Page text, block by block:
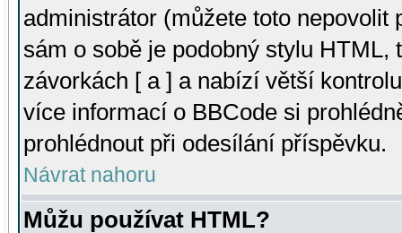
administrátor (můžete toto
sám o sobě je podobný stylu HTML,
závorkách [ a ] a nabízí větší
více informací o BBCode si
prohlédnout při odesílání příspěvku.
Návrat nahoru
Můžu používat HTML?